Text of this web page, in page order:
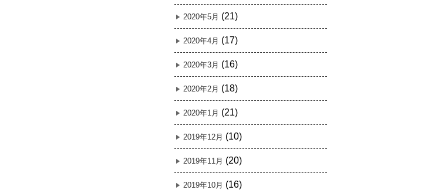
2020年5月 (21)
2020年4月 (17)
2020年3月 (16)
2020年2月 (18)
2020年1月 (21)
2019年12月 (10)
2019年11月 (20)
2019年10月 (16)